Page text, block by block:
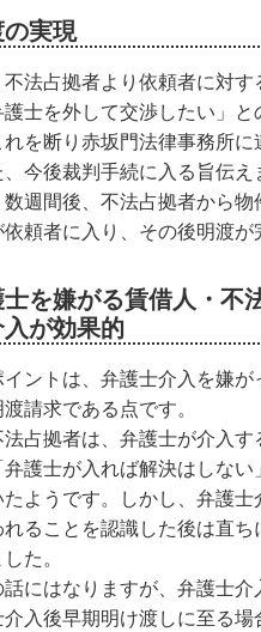
の実現
法占拠者より依頼者に対す
護士を外して交渉したい」
を断り赤坂門法律事務所に
今後裁判手続に入る旨伝え
週間後、不法占拠者から物
頼者に入り、その後明渡が
士を嫌がる賃借人・不
が効果的
ントは、弁護士介入を嫌が
請求である点です。
占拠者は、弁護士が介入す
護士が入れば解決はしな
ようです。しかし、弁護士
ることを認識した後は直
た。
にはなりますが、弁護士介
介入後早期明け渡しに至る